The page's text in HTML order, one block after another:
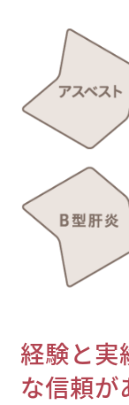
経験と実
な信頼が